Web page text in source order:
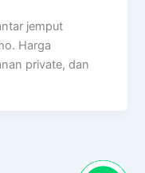
jemput
Harga
private, dan